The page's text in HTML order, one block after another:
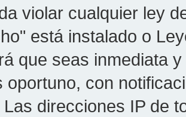
violar cualquier ley
está instalado o
que seas inmediata
oportuno, con
Las direcciones IP de